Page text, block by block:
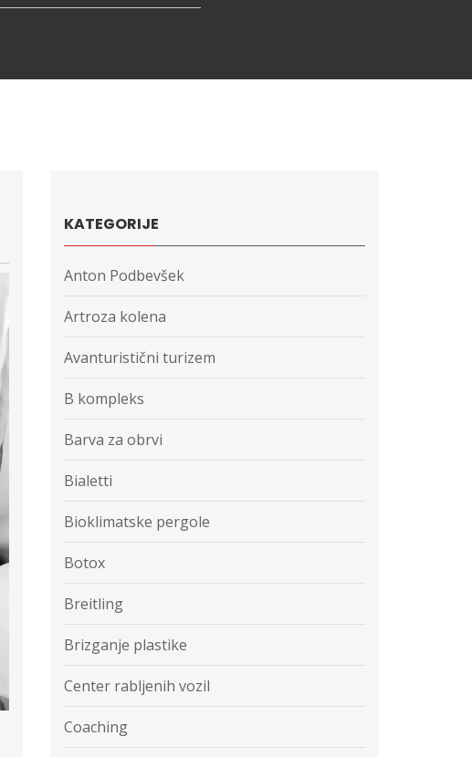
KATEGORIJE
Anton Podbevšek
Artroza kolena
Avanturistični turizem
B kompleks
Barva za obrvi
Bialetti
Bioklimatske pergole
Botox
Breitling
Brizganje plastike
Center rabljenih vozil
Coaching